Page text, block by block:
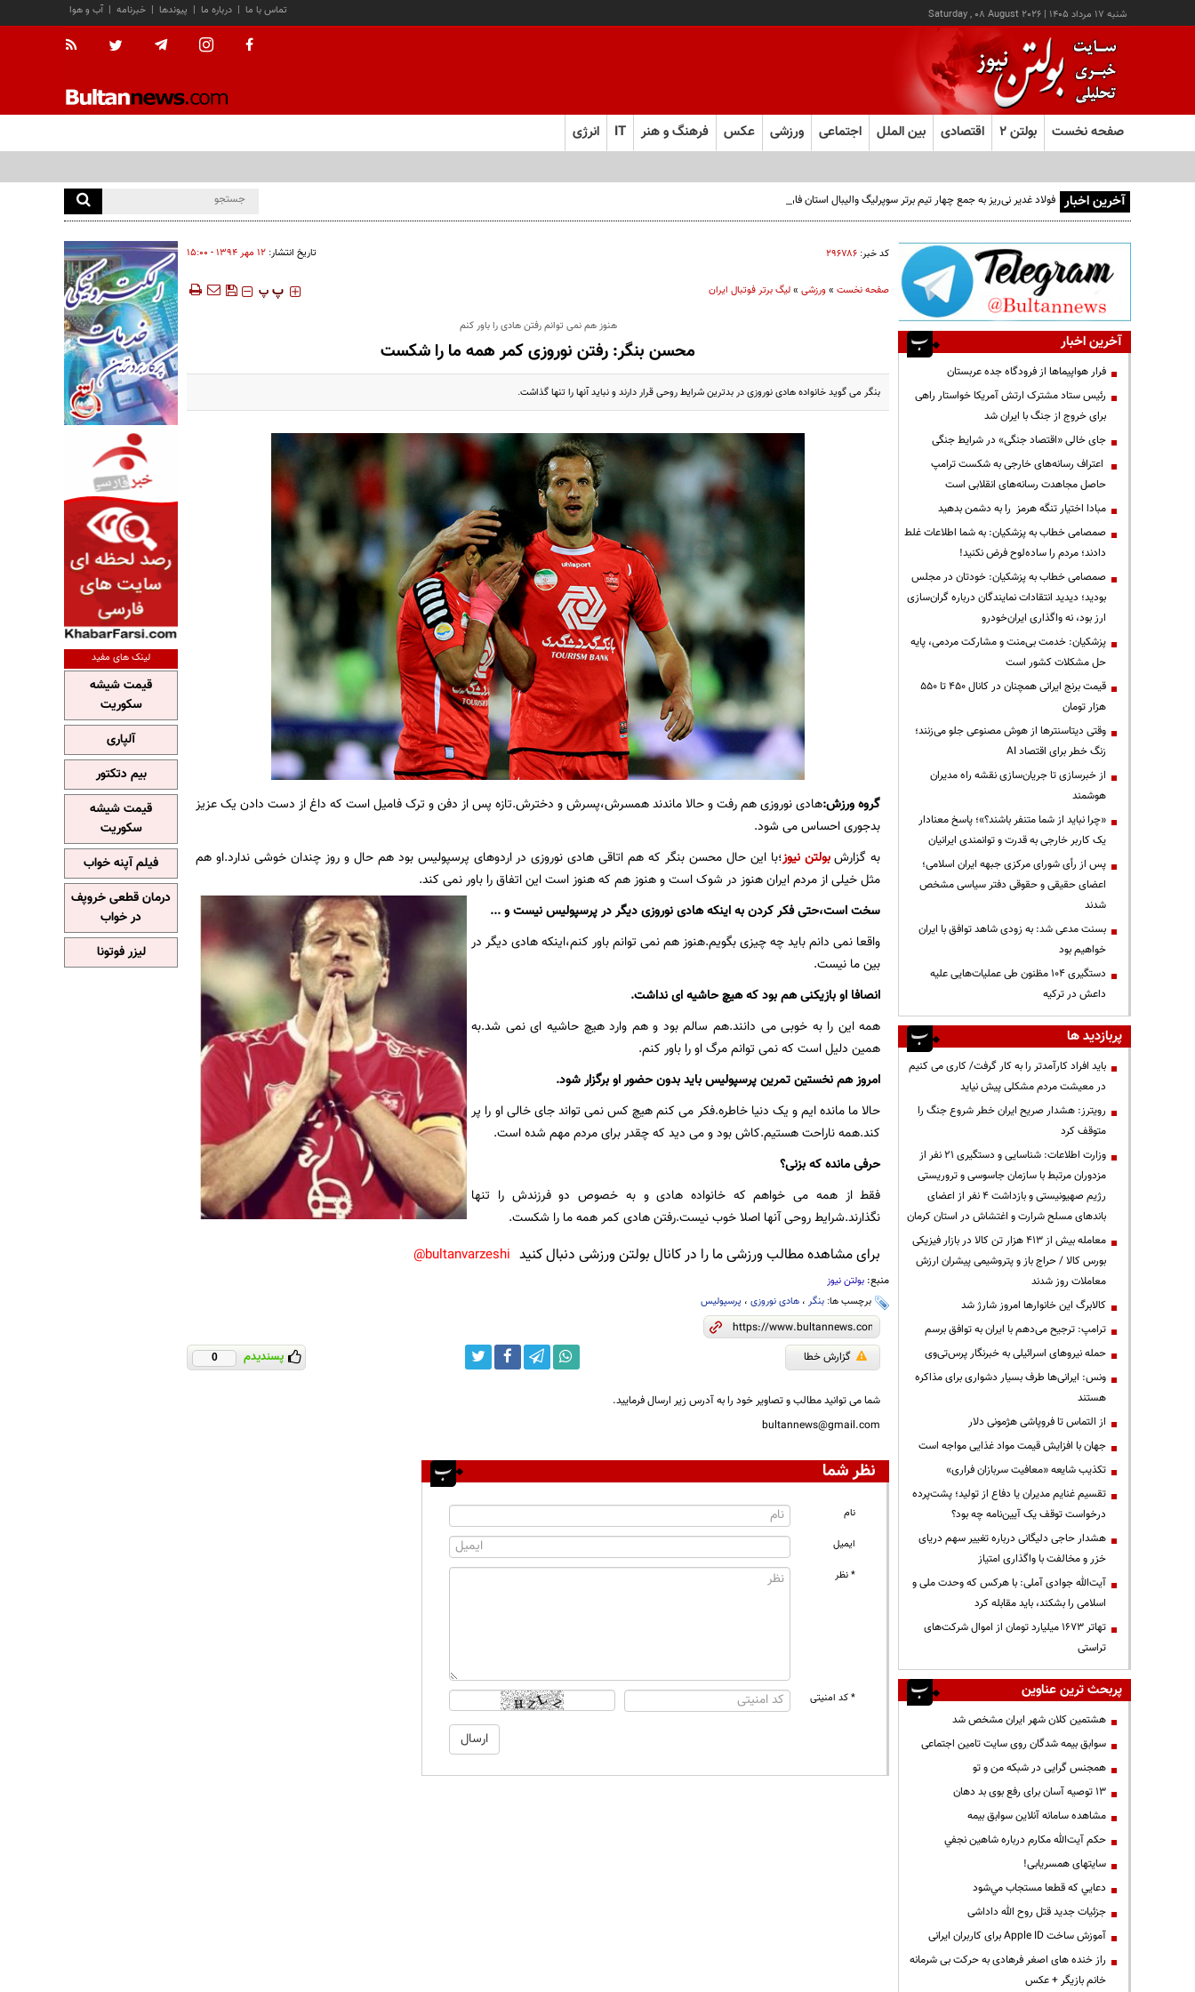
شنبه ۱۷ مرداد ۱۴۰۵ |
Saturday , 08 August 2026 آب و هوا | خبرنامه | پیوندها | درباره ما | تماس با ما
صفحه نخست بولتن ۲ اقتصادی بین الملل اجتماعی ورزشی عکس فرهنگ و هنر IT انرژی
آخرین اخبار فولاد غدیر نی‌ریز به جمع چهار تیم برتر سوپرلیگ والیبال استان فارس صعود کرد
کد خبر: ۲۹۶۷۸۶ تاریخ انتشار: ۱۲ مهر ۱۳۹۴ - ۱۵:۰۰
صفحه نخست»ورزشی»لیگ برتر فوتبال ایران ‍‍‍ پ پ
هنوز هم نمی توانم رفتن هادی را باور کنم
محسن بنگر: رفتن نوروزی کمر همه ما را شکست
بنگر می گوید خانواده هادی نوروزی در بدترین شرایط روحی قرار دارند و نباید آنها را تنها گذاشت.
گروه ورزش:هادی نوروزی هم رفت و حالا ماندند همسرش،پسرش و دخترش.تازه پس از دفن و ترک فامیل است که داغ از دست دادن یک عزیز
بدجوری احساس می شود.
به گزارشبولتن نیوز؛با این حال محسن بنگر که هم اتاقی هادی نوروزی در اردوهای پرسپولیس بود هم حال و روز چندان خوشی ندارد.او هم
مثل خیلی از مردم ایران هنوز در شوک است و هنوز هم که هنوز است این اتفاق را باور نمی کند.
سخت است،حتی فکر کردن به اینکه هادی نوروزی دیگر در پرسپولیس نیست و ...
واقعا نمی دانم باید چه چیزی بگویم.هنوز هم نمی توانم باور کنم،اینکه هادی دیگر در
بین ما نیست.
انصافا او بازیکنی هم بود که هیچ حاشیه ای نداشت.
همه این را به خوبی می دانند.هم سالم بود و هم وارد هیچ حاشیه ای نمی شد.به
همین دلیل است که نمی توانم مرگ او را باور کنم.
امروز هم نخستین تمرین پرسپولیس باید بدون حضور او برگزار شود.
حالا ما مانده ایم و یک دنیا خاطره.فکر می کنم هیچ کس نمی تواند جای خالی او را پر
کند.همه ناراحت هستیم.کاش بود و می دید که چقدر برای مردم مهم شده است.
حرفی مانده که بزنی؟
فقط از همه می خواهم که خانواده هادی و به خصوص دو فرزندش را تنها
نگذارند.شرایط روحی آنها اصلا خوب نیست.رفتن هادی کمر همه ما را شکست.
برای مشاهده مطالب ورزشی ما را در کانال بولتن ورزشی دنبال کنید bultanvarzeshi@
منبع: بولتن نیوز
برچسب ها: بنگر، هادی نوروزی، پرسپولیس
گزارش خطا پسندیدم 0
شما می توانید مطالب و تصاویر خود را به آدرس زیر ارسال فرمایید.
bultannews@gmail.com
نظر شما
نام
ایمیل
* نظر
* کد امنیتی
آخرین اخبار
فرار هواپیماها از فرودگاه جده عربستان
رئیس ستاد مشترک ارتش آمریکا خواستار راهی
برای خروج از جنگ با ایران شد
جای خالی «اقتصاد جنگی» در شرایط جنگی
اعتراف رسانه‌های خارجی به شکست ترامپ
حاصل مجاهدت رسانه‌های انقلابی است
مبادا اختیار تنگه هرمز را به دشمن بدهید
صمصامی خطاب به پزشکیان: به شما اطلاعات غلط
دادند؛ مردم را ساده‌لوح فرض نکنید!
صمصامی خطاب به پزشکیان: خودتان در مجلس
بودید؛ دیدید انتقادات نمایندگان درباره گران‌سازی
ارز بود، نه واگذاری ایران‌خودرو
پزشکیان: خدمت بی‌منت و مشارکت مردمی، پایه
حل مشکلات کشور است
قیمت‌ برنج ایرانی همچنان در کانال ۴۵۰ تا ۵۵۰
هزار تومان
وقتی دیتاسنترها از هوش مصنوعی جلو می‌زنند؛
زنگ خطر برای اقتصاد AI
از خبرسازی تا جریان‌سازی نقشه راه مدیران
هوشمند
«چرا نباید از شما متنفر باشند؟»؛ پاسخ معنادار
یک کاربر خارجی به قدرت و توانمندی ایرانیان
پس از رأی شورای مرکزی جبهه ایران اسلامی؛
اعضای حقیقی و حقوقی دفتر سیاسی مشخص
شدند
بسنت مدعی شد: به زودی شاهد توافق با ایران
خواهیم بود
دستگیری ۱۰۴ مظنون طی عملیات‌هایی علیه
داعش در ترکیه
پربازدید ها
باید افراد کارآمدتر را به کار گرفت/ کاری می کنیم
در معیشت مردم مشکلی پیش نیاید
رویترز: هشدار صریح ایران خطر شروع جنگ را
متوقف کرد
وزارت اطلاعات: شناسایی و دستگیری ۲۱ نفر از
مزدوران مرتبط با سازمان جاسوسی و تروریستی
رژیم صهیونیستی و بازداشت ۴ نفر از اعضای
باندهای مسلح شرارت و اغتشاش در استان کرمان
معامله بیش از ۴۱۳ هزار تن کالا در بازار فیزیکی
بورس کالا / حراج باز و پتروشیمی پیشران ارزش
معاملات روز شدند
کالابرگ این خانوارها امروز شارژ شد
ترامپ: ترجیح می‌دهم با ایران به توافق برسم
حمله نیروهای اسرائیلی به خبرنگار پرس‌تی‌وی
ونس: ایرانی‌ها طرف بسیار دشواری برای مذاکره
هستند
از التماس تا فروپاشی هژمونی دلار
جهان با افزایش قیمت مواد غذایی مواجه است
تکذیب شایعه «معافیت سربازان فراری»
تقسیم غنایم مدیران یا دفاع از تولید؛ پشت‌پرده
درخواست توقف یک آیین‌نامه چه بود؟
هشدار حاجی دلیگانی درباره تغییر سهم دریای
خزر و مخالفت با واگذاری امتیاز
آیت‌الله جوادی آملی: با هرکس که وحدت ملی و
اسلامی را بشکند، باید مقابله کرد
تهاتر ۱۶۷۳ میلیارد تومان از اموال شرکت‌های
تراستی
پربحث ترین عناوین
هشتمین کلان شهر ایران مشخص شد
سوابق بیمه شدگان روی سایت تامین اجتماعی
همجنس گرایی در شبکه من و تو
13 توصیه آسان برای رفع بوی بد دهان
مشاهده سامانه آنلاين سوابق بیمه
حكم آيت‌الله مكارم درباره شاهين نجفي
سایتهای همسریابی!
دعايي كه قطعا مستجاب مي‌شود
جزئیات جدید قتل روح الله داداشی
آموزش ساخت Apple ID برای کاربران ایرانی
راز خنده های اصغر فرهادی به حرکت بی شرمانه
خانم بازیگر + عکس
لینک های مفید
قیمت شیشه
سکوریت
آلپاری
بیم دتکتور
قیمت شیشه
سکوریت
فیلم آپنه خواب
درمان قطعی خروپف
در خواب
لیزر فوتونا